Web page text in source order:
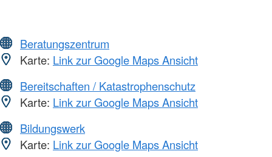
Beratungszentrum
Karte: Link zur Google Maps Ansicht
Bereitschaften / Katastrophenschutz
Karte: Link zur Google Maps Ansicht
Bildungswerk
Karte: Link zur Google Maps Ansicht